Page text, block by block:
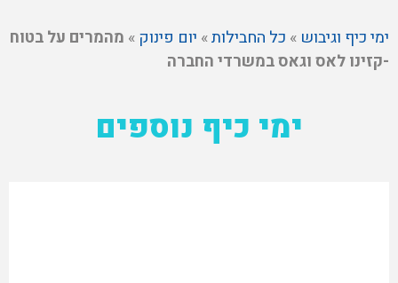
ימי כיף וגיבוש » כל החבילות» יום פינוק» מהמרים על בטוח
-קזינו לאס וגאס במשרדי החברה
ימי כיף נוספים